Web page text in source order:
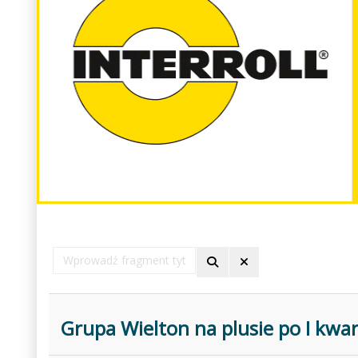
Wprowadź
fragment
Grupa Wielton na plusie po I